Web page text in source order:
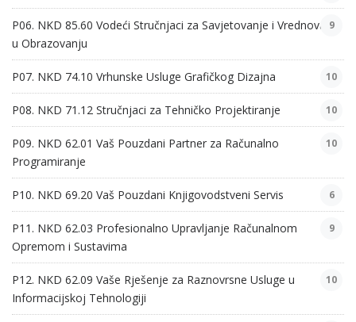
P06. NKD 85.60 Vodeći Stručnjaci za Savjetovanje i Vrednovanje
u Obrazovanju
9
P07. NKD 74.10 Vrhunske Usluge Grafičkog Dizajna 10
P08. NKD 71.12 Stručnjaci za Tehničko Projektiranje 10
P09. NKD 62.01 Vaš Pouzdani Partner za Računalno
Programiranje
10
P10. NKD 69.20 Vaš Pouzdani Knjigovodstveni Servis 6
P11. NKD 62.03 Profesionalno Upravljanje Računalnom
Opremom i Sustavima
9
P12. NKD 62.09 Vaše Rješenje za Raznovrsne Usluge u
Informacijskoj Tehnologiji
10